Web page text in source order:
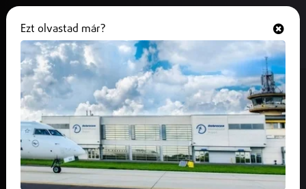
Fellélegezhetnek a
Nitrogénművekért aggódók
2025. június 03.Belföld
A Nitrogénművek műtrágyagyár vezetése megállapodott
Ezt olvastad már?